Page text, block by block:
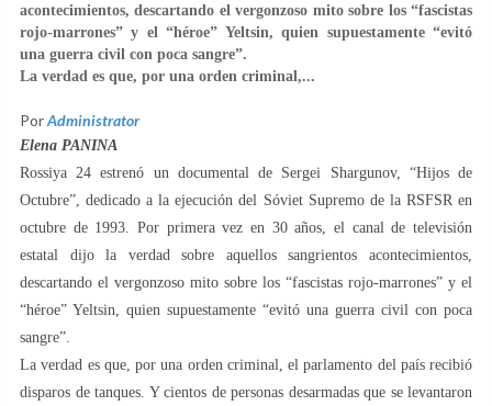
acontecimientos, descartando el vergonzoso mito sobre los “fascistas
rojo-marrones” y el “héroe” Yeltsin, quien supuestamente “evitó
una guerra civil con poca sangre”.
La verdad es que, por una orden criminal,...
PorAdministrator
Elena PANINA
Rossiya 24 estrenó un documental de Sergei Shargunov, “Hijos de
Octubre”, dedicado a la ejecución del Sóviet Supremo de la RSFSR en
octubre de 1993. Por primera vez en 30 años, el canal de televisión
estatal dijo la verdad sobre aquellos sangrientos acontecimientos,
descartando el vergonzoso mito sobre los “fascistas rojo-marrones” y el
“héroe” Yeltsin, quien supuestamente “evitó una guerra civil con poca
sangre”.
La verdad es que, por una orden criminal, el parlamento del país recibió
disparos de tanques. Y cientos de personas desarmadas que se levantaron